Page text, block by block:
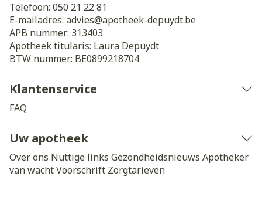
Telefoon: 050 21 22 81
E-mailadres: advies@apotheek-depuydt.be
APB nummer: 313403
Apotheek titularis: Laura Depuydt
BTW nummer: BE0899218704
Klantenservice
FAQ
Uw apotheek
Over ons Nuttige links Gezondheidsnieuws Apotheker
van wachtVoorschrift Zorgtarieven